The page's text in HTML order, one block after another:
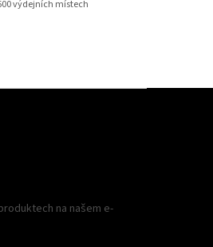
výdejních místech
na našem e-